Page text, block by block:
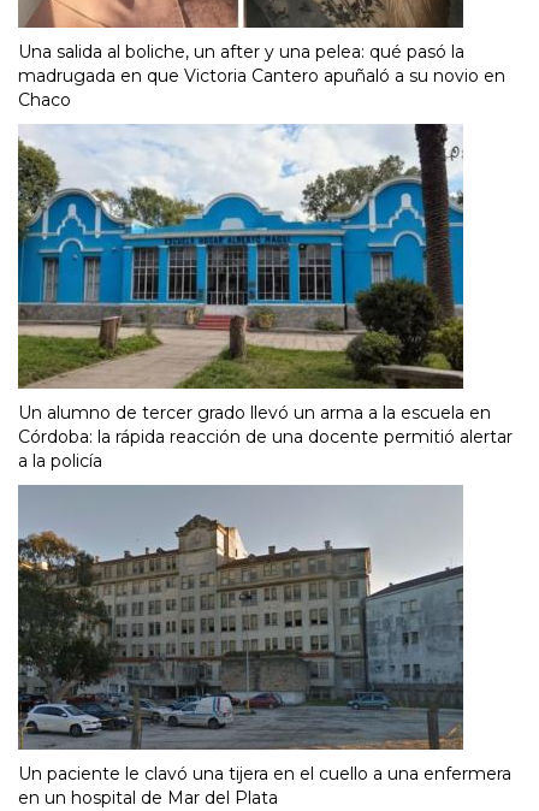
Una salida al boliche, un after y una pelea: qué pasó la
madrugada en que Victoria Cantero apuñaló a su novio en
Chaco
Un alumno de tercer grado llevó un arma a la escuela en
Córdoba: la rápida reacción de una docente permitió alertar
a la policía
Un paciente le clavó una tijera en el cuello a una enfermera
en un hospital de Mar del Plata